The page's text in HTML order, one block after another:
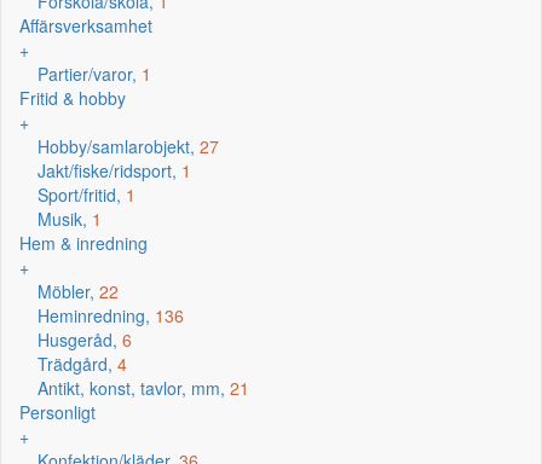
Affärsverksamhet
+
Partier/varor, 1
Fritid & hobby
+
Hobby/samlarobjekt, 27
Jakt/fiske/ridsport, 1
Sport/fritid, 1
Musik, 1
Hem & inredning
+
Möbler, 22
Heminredning, 136
Husgeråd, 6
Trädgård, 4
Antikt, konst, tavlor, mm, 21
Personligt
+